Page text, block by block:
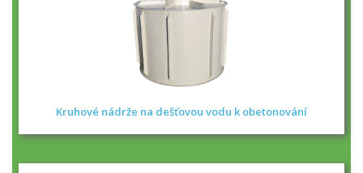
Kruhové nádrže na dešťovou vodu k obetonování